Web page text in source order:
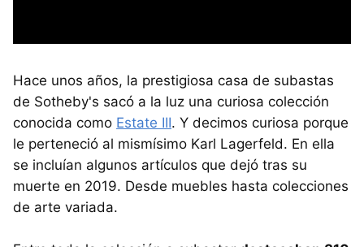
Hace unos años, la prestigiosa casa de subastas
de Sotheby's sacó a la luz una curiosa colección
conocida como Estate III. Y decimos curiosa porque
le perteneció al mismísimo Karl Lagerfeld. En ella
se incluían algunos artículos que dejó tras su
muerte en 2019. Desde muebles hasta colecciones
de arte variada.